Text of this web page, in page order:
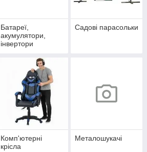
Батареї,
акумулятори,
інвертори
Садові парасольки
Комп'ютерні
крісла
Металошукачі